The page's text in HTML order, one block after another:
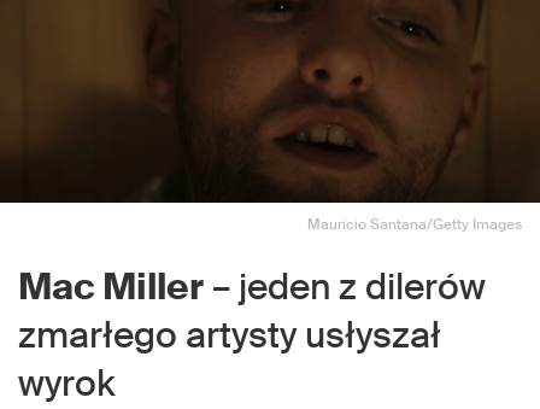
Mauricio Santana/Getty Images
Mac Miller – jeden z dilerów
zmarłego artysty usłyszał
wyrok